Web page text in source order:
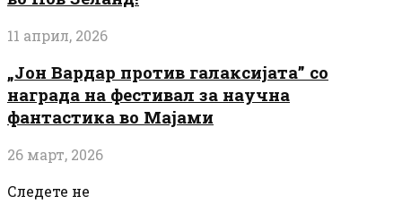
11 април, 2026
„Јон Вардар против галаксијата” со
награда на фестивал за научна
фантастика во Мајами
26 март, 2026
Следете не